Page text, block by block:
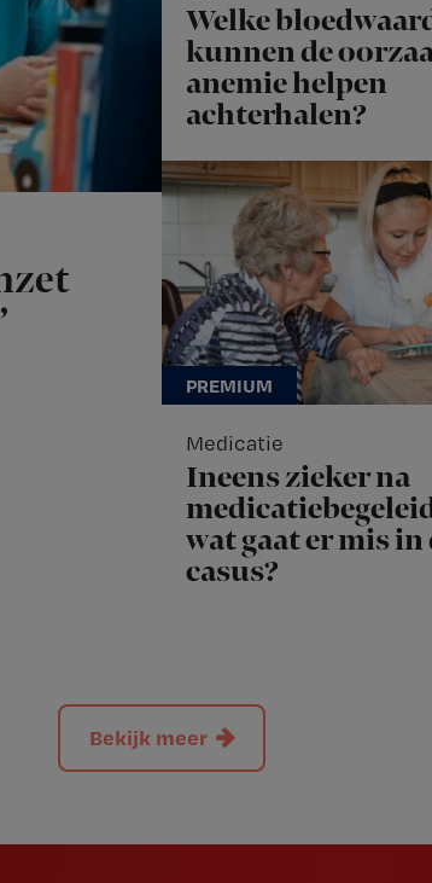
Welke
kunnen de
anemie helpen
achterhalen?
Medicatie
Ineens zieker na
wat gaat er mis in
casus?
Bekijk meer